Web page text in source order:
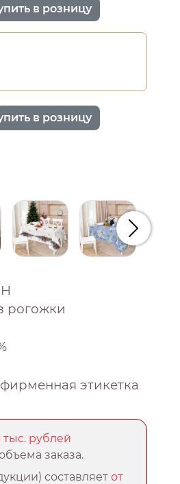
в розницу
в розницу
рогожки
этикетка
тыс. рублей
заказа.
составляетот